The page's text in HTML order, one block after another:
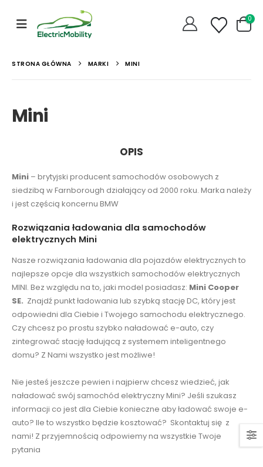
0
STRONA GŁÓWNA MARKI MINI
Mini
OPIS
Mini – brytyjski producent samochodów osobowych z
siedzibą w Farnborough działający od 2000 roku. Marka należy
i jest częścią koncernu BMW
Rozwiązania ładowania dla samochodów
elektrycznych Mini
Nasze rozwiązania ładowania dla pojazdów elektrycznych to
najlepsze opcje dla wszystkich samochodów elektrycznych
MINI. Bez względu na to, jaki model posiadasz: Mini Cooper
SE. Znajdź punkt ładowania lub szybką stację DC, który jest
odpowiedni dla Ciebie i Twojego samochodu elektrycznego.
Czy chcesz po prostu szybko naładować e-auto, czy
zintegrować stację ładującą z systemem inteligentnego
domu? Z Nami wszystko jest możliwe!
Nie jesteś jeszcze pewien i najpierw chcesz wiedzieć, jak
naładować swój samochód elektryczny Mini? Jeśli szukasz
informacji co jest dla Ciebie konieczne aby ładować swoje e-
auto? Ile to wszystko będzie kosztować? Skontaktuj się z
nami! Z przyjemnością odpowiemy na wszystkie Twoje
pytania